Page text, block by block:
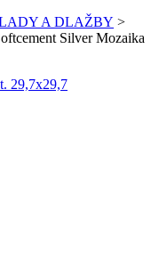
A DLAŽBY >
Silver Mozaika